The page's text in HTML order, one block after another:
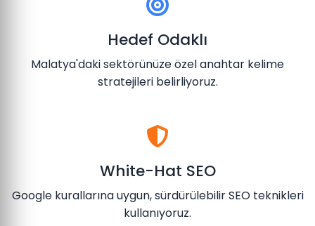
Hedef Odaklı
Malatya'daki sektörünüze özel anahtar kelime
stratejileri belirliyoruz.
White-Hat SEO
Google kurallarına uygun, sürdürülebilir SEO teknikleri
kullanıyoruz.